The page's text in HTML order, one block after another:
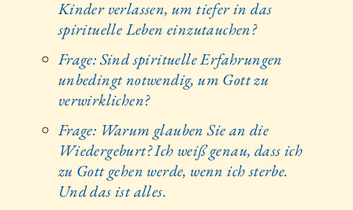
Kinder verlassen, um tiefer in das
spirituelle Leben einzutauchen?
Frage: Sind spirituelle Erfahrungen
unbedingt notwendig, um Gott zu
verwirklichen?
Frage: Warum glauben Sie an die
Wiedergeburt? Ich weiß genau, dass ich
zu Gott gehen werde, wenn ich sterbe.
Und das ist alles.